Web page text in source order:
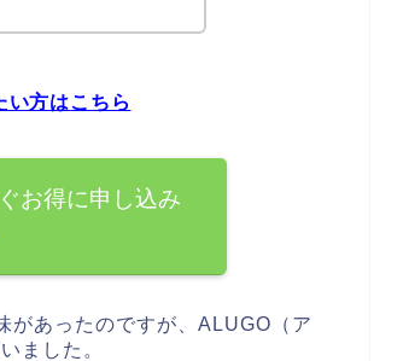
い方はこちら
お得に申し込み
があったのですが、ALUGO（ア
ました。